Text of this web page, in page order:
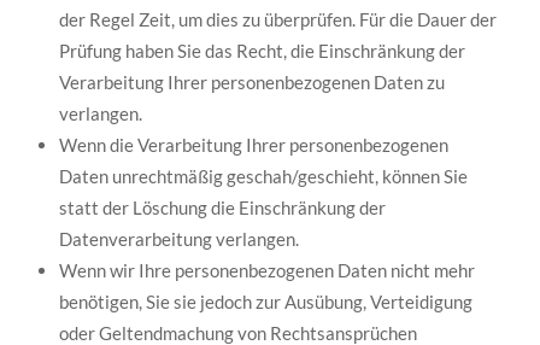
der Regel Zeit, um dies zu überprüfen. Für die Dauer der
Prüfung haben Sie das Recht, die Einschränkung der
Verarbeitung Ihrer personenbezogenen Daten zu
verlangen.
Wenn die Verarbeitung Ihrer personenbezogenen
Daten unrechtmäßig geschah/geschieht, können Sie
statt der Löschung die Einschränkung der
Datenverarbeitung verlangen.
Wenn wir Ihre personenbezogenen Daten nicht mehr
benötigen, Sie sie jedoch zur Ausübung, Verteidigung
oder Geltendmachung von Rechtsansprüchen